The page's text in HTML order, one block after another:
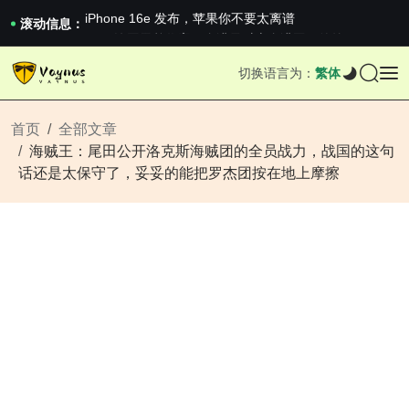
滚动信息： 2026澳网男单收官：全满贯对上全满亚，德约...
《巅峰守卫 Highguard》正式上线，官...
iPhone 16e 发布，苹果你不要太离谱
iPhone 16e 发布，苹果你不要太离谱
切换语言为： 繁体
首页
全部文章
海贼王：尾田公开洛克斯海贼团的全员战力，战国的这句
话还是太保守了，妥妥的能把罗杰团按在地上摩擦